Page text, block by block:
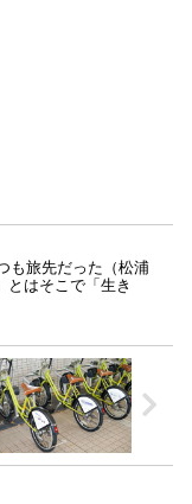
も旅先だった（松浦
とはそこで「生き